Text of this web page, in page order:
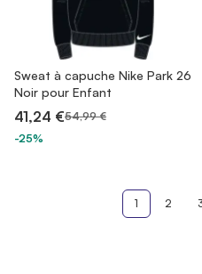
Sweat à capuche Nike Park 26
Noir pour Enfant
41,24 €54,99 €
-25%
1 2